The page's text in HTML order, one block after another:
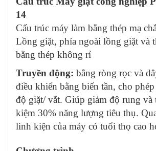
14
Cấu trúc máy làm bằng thép mạ
Lồng giặt, phía ngoài lồng giặt và
bằng thép không rỉ
Truyền động: bằng ròng rọc và
điều khiển bằng biến tần, cho
độ giặt/ vắt. Giúp giảm độ rung và
kiệm 30% năng lượng tiêu thụ.
linh kiện của máy có tuổi thọ cao